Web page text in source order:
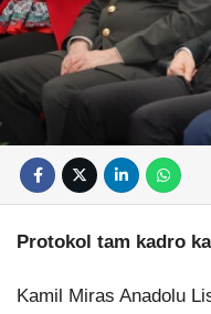
Protokol tam kadro
Kamil Miras Anadolu